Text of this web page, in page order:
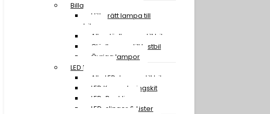
Billampor
Hitta rätt lampa till
bilen
Alla glödlampor till bil
Glödlampor till lastbil
Övriga lampor
LED Lampor
Alla LED-lampor till bil
LED Konverteringskit
LED-Backljus
LED-slingor & Lister